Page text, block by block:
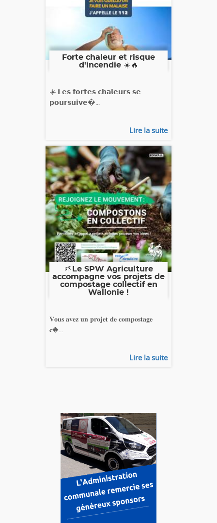
Forte chaleur et risque
d'incendie ☀️🔥
☀️ 𝗟𝗲𝘀 𝗳𝗼𝗿𝘁𝗲𝘀 𝗰𝗵𝗮𝗹𝗲𝘂𝗿𝘀 𝘀𝗲
𝗽𝗼𝘂𝗿𝘀𝘂𝗶𝘃𝗲�...
Lire la suite
🌱Le SPW Agriculture
accompagne vos projets de
compostage collectif en
Wallonie !
𝐕𝐨𝐮𝐬 𝐚𝐯𝐞𝐳 𝐮𝐧 𝐩𝐫𝐨𝐣𝐞𝐭 𝐝𝐞 𝐜𝐨𝐦𝐩𝐨𝐬𝐭𝐚𝐠𝐞
𝐜�...
Lire la suite